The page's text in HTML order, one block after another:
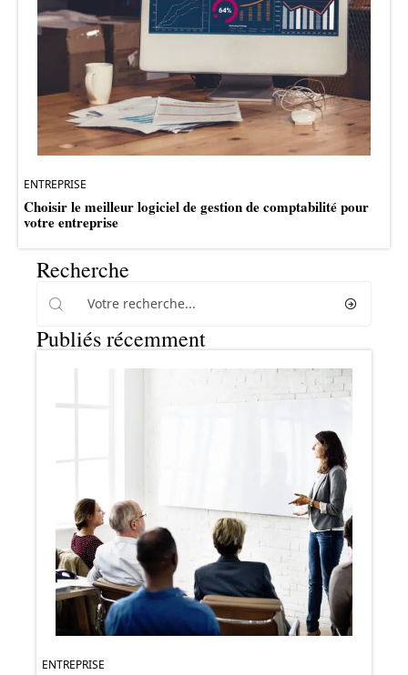
ENTREPRISE
Choisir le meilleur logiciel de gestion de comptabilité pour
votre entreprise
Recherche
Publiés récemment
ENTREPRISE